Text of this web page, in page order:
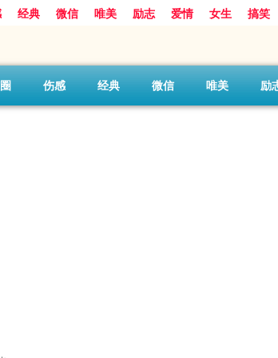
经典 微信 唯美 励志 爱情 女生 搞笑
伤感 经典 微信 唯美 励